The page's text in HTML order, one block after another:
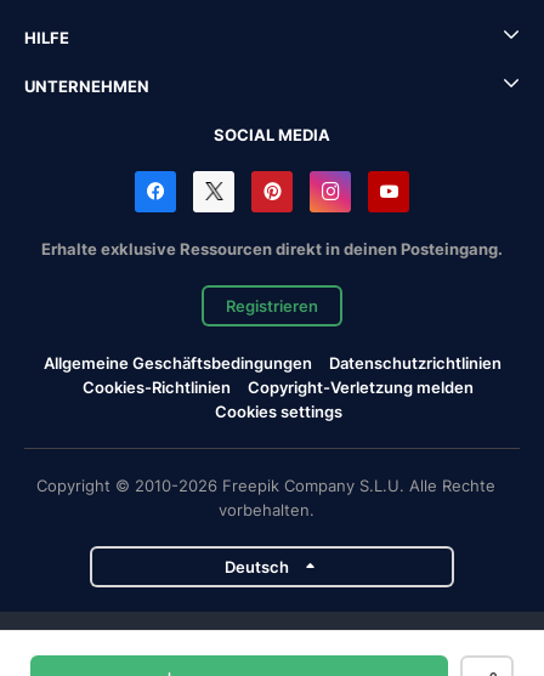
HILFE
UNTERNEHMEN
SOCIAL MEDIA
Erhalte exklusive Ressourcen direkt in deinen Posteingang.
Registrieren
Allgemeine Geschäftsbedingungen
Datenschutzrichtlinien
Cookies-Richtlinien
Copyright-Verletzung melden
Cookies settings
Copyright © 2010-2026 Freepik Company S.L.U. Alle Rechte
vorbehalten.
Deutsch